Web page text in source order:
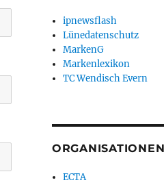
ipnewsflash
Lünedatenschutz
MarkenG
Markenlexikon
TC Wendisch Evern
ORGANISATIONEN
ECTA